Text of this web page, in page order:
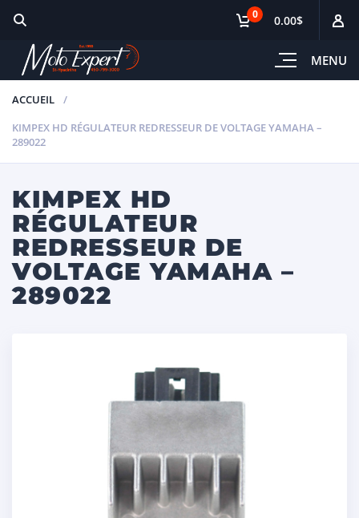
MENU
0 0.00$
ACCUEIL
KIMPEX HD RÉGULATEUR REDRESSEUR DE VOLTAGE YAMAHA –
289022
KIMPEX HD
RÉGULATEUR
REDRESSEUR DE
VOLTAGE YAMAHA –
289022